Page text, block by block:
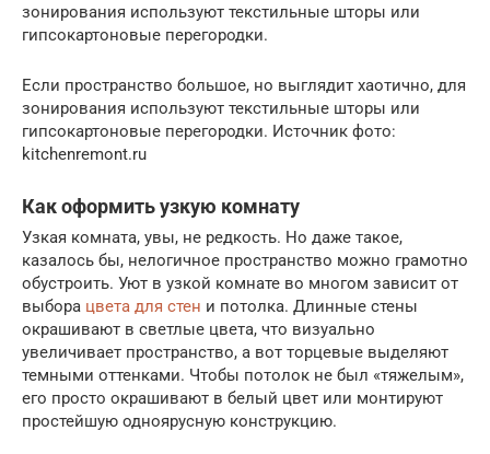
зонирования используют текстильные шторы или
гипсокартоновые перегородки.
Если пространство большое, но выглядит хаотично, для
зонирования используют текстильные шторы или
гипсокартоновые перегородки. Источник фото:
kitchenremont.ru
Как оформить узкую комнату
Узкая комната, увы, не редкость. Но даже такое,
казалось бы, нелогичное пространство можно грамотно
обустроить. Уют в узкой комнате во многом зависит от
выбора цвета для стен и потолка. Длинные стены
окрашивают в светлые цвета, что визуально
увеличивает пространство, а вот торцевые выделяют
темными оттенками. Чтобы потолок не был «тяжелым»,
его просто окрашивают в белый цвет или монтируют
простейшую одноярусную конструкцию.